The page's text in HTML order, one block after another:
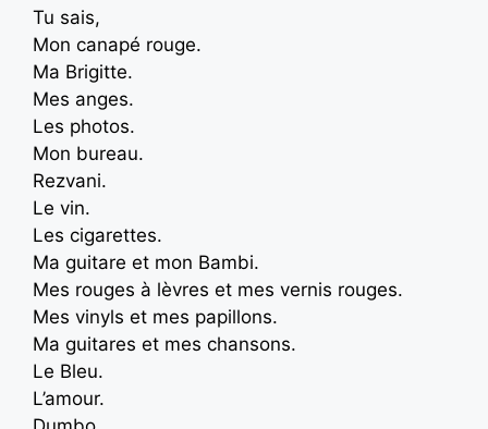
Tu sais,
Mon canapé rouge.
Ma Brigitte.
Mes anges.
Les photos.
Mon bureau.
Rezvani.
Le vin.
Les cigarettes.
Ma guitare et mon Bambi.
Mes rouges à lèvres et mes vernis rouges.
Mes vinyls et mes papillons.
Ma guitares et mes chansons.
Le Bleu.
L’amour.